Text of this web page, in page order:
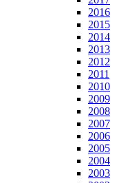
2016
2015
2014
2013
2012
2011
2010
2009
2008
2007
2006
2005
2004
2003